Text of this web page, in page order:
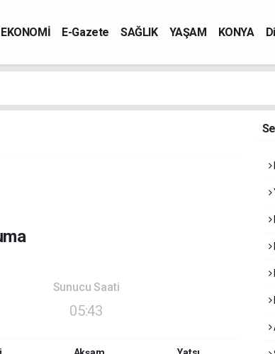
EKONOMİ E-Gazete SAĞLIK YAŞAM KONYA
Sunucu Saati
05:43